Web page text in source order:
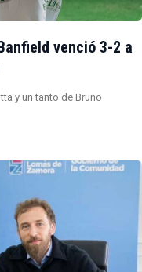
venció 3-2 a
y un tanto de Bruno